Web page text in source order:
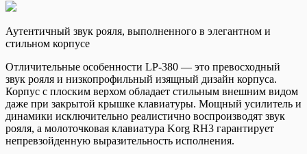
Аутентичный звук рояля, выполненного в элегантном и
стильном корпусе
Отличительные особенности LP-380 — это превосходный
звук рояля и низкопрофильный изящный дизайн корпуса.
Корпус с плоским верхом обладает стильным внешним видом
даже при закрытой крышке клавиатуры. Мощный усилитель и
динамики исключительно реалистично воспроизводят звук
рояля, а молоточковая клавиатура Korg RH3 гарантирует
непревзойденную выразительность исполнения.